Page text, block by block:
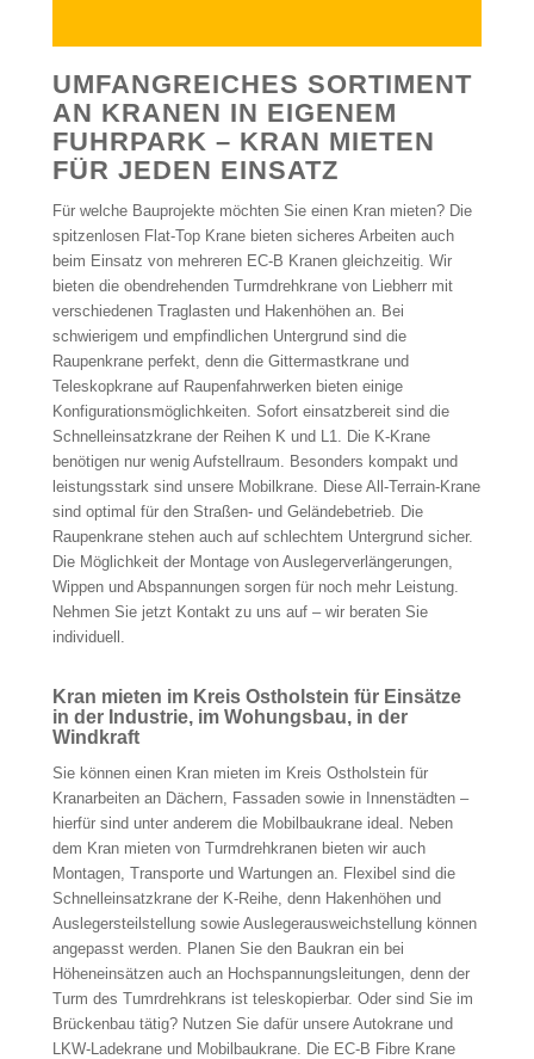
UMFANGREICHES SORTIMENT
AN KRANEN IN EIGENEM
FUHRPARK – KRAN MIETEN
FÜR JEDEN EINSATZ
Für welche Bauprojekte möchten Sie einen Kran mieten? Die
spitzenlosen Flat-Top Krane bieten sicheres Arbeiten auch
beim Einsatz von mehreren EC-B Kranen gleichzeitig. Wir
bieten die obendrehenden Turmdrehkrane von Liebherr mit
verschiedenen Traglasten und Hakenhöhen an. Bei
schwierigem und empfindlichen Untergrund sind die
Raupenkrane perfekt, denn die Gittermastkrane und
Teleskopkrane auf Raupenfahrwerken bieten einige
Konfigurationsmöglichkeiten. Sofort einsatzbereit sind die
Schnelleinsatzkrane der Reihen K und L1. Die K-Krane
benötigen nur wenig Aufstellraum. Besonders kompakt und
leistungsstark sind unsere Mobilkrane. Diese All-Terrain-Krane
sind optimal für den Straßen- und Geländebetrieb. Die
Raupenkrane stehen auch auf schlechtem Untergrund sicher.
Die Möglichkeit der Montage von Auslegerverlängerungen,
Wippen und Abspannungen sorgen für noch mehr Leistung.
Nehmen Sie jetzt Kontakt zu uns auf – wir beraten Sie
individuell.
Kran mieten im Kreis Ostholstein für Einsätze
in der Industrie, im Wohungsbau, in der
Windkraft
Sie können einen Kran mieten im Kreis Ostholstein für
Kranarbeiten an Dächern, Fassaden sowie in Innenstädten –
hierfür sind unter anderem die Mobilbaukrane ideal. Neben
dem Kran mieten von Turmdrehkranen bieten wir auch
Montagen, Transporte und Wartungen an. Flexibel sind die
Schnelleinsatzkrane der K-Reihe, denn Hakenhöhen und
Auslegersteilstellung sowie Auslegerausweichstellung können
angepasst werden. Planen Sie den Baukran ein bei
Höheneinsätzen auch an Hochspannungsleitungen, denn der
Turm des Tumrdrehkrans ist teleskopierbar. Oder sind Sie im
Brückenbau tätig? Nutzen Sie dafür unsere Autokrane und
LKW-Ladekrane und Mobilbaukrane. Die EC-B Fibre Krane